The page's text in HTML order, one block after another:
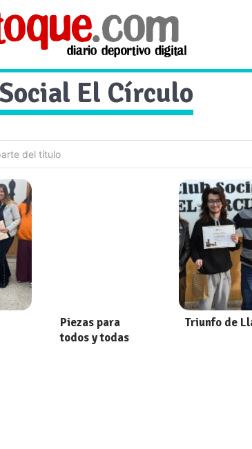
El Círculo
Piezas para
todos y todas
Triunfo de